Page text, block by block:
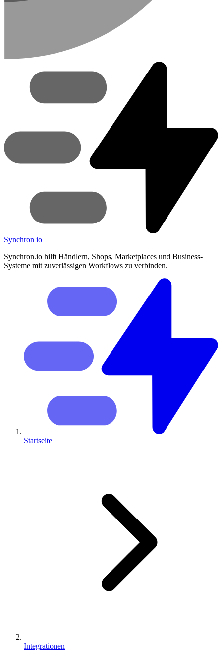
Synchron io
Synchron.io hilft Händlern, Shops, Marketplaces und Business-
Systeme mit zuverlässigen Workflows zu verbinden.
Startseite
Integrationen